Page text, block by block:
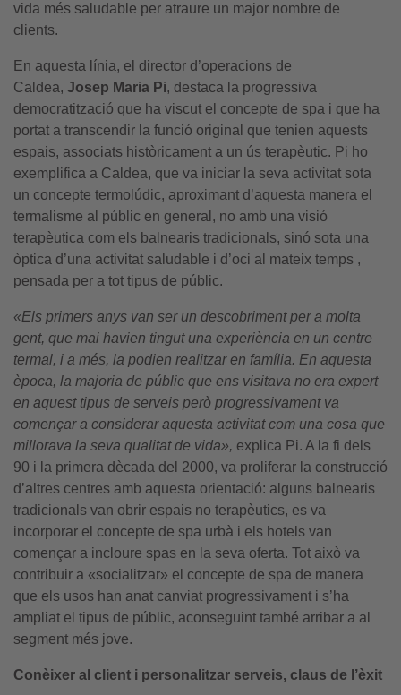
vida més saludable per atraure un major nombre de
clients.
En aquesta línia, el director d’operacions de
Caldea, Josep Maria Pi, destaca la progressiva
democratització que ha viscut el concepte de spa i que ha
portat a transcendir la funció original que tenien aquests
espais, associats històricament a un ús terapèutic. Pi ho
exemplifica a Caldea, que va iniciar la seva activitat sota
un concepte termolúdic, aproximant d’aquesta manera el
termalisme al públic en general, no amb una visió
terapèutica com els balnearis tradicionals, sinó sota una
òptica d’una activitat saludable i d’oci al mateix temps ,
pensada per a tot tipus de públic.
«Els primers anys van ser un descobriment per a molta
gent, que mai havien tingut una experiència en un centre
termal, i a més, la podien realitzar en família. En aquesta
època, la majoria de públic que ens visitava no era expert
en aquest tipus de serveis però progressivament va
començar a considerar aquesta activitat com una cosa que
millorava la seva qualitat de vida», explica Pi. A la fi dels
90 i la primera dècada del 2000, va proliferar la construcció
d’altres centres amb aquesta orientació: alguns balnearis
tradicionals van obrir espais no terapèutics, es va
incorporar el concepte de spa urbà i els hotels van
començar a incloure spas en la seva oferta. Tot això va
contribuir a «socialitzar» el concepte de spa de manera
que els usos han anat canviat progressivament i s’ha
ampliat el tipus de públic, aconseguint també arribar a al
segment més jove.
Conèixer al client i personalitzar serveis, claus de l’èxit